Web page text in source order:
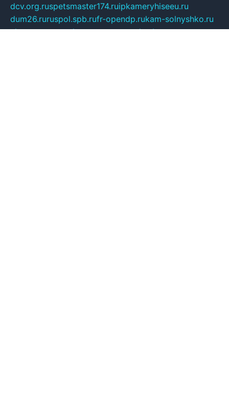
dcv.org.ruspetsmaster174.ruipkameryhiseeu.ru
dum26.ruruspol.spb.rufr-opendp.rukam-solnyshko.ru
cheyenne-arapaho.rusevzapmetal.spb.ru